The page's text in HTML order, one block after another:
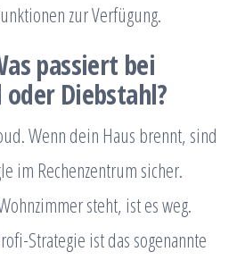
zur Verfügung.
passiert bei
Diebstahl?
Wenn dein Haus brennt, sind
im Rechenzentrum sicher.
steht, ist es weg.
Strategie ist das sogenannte